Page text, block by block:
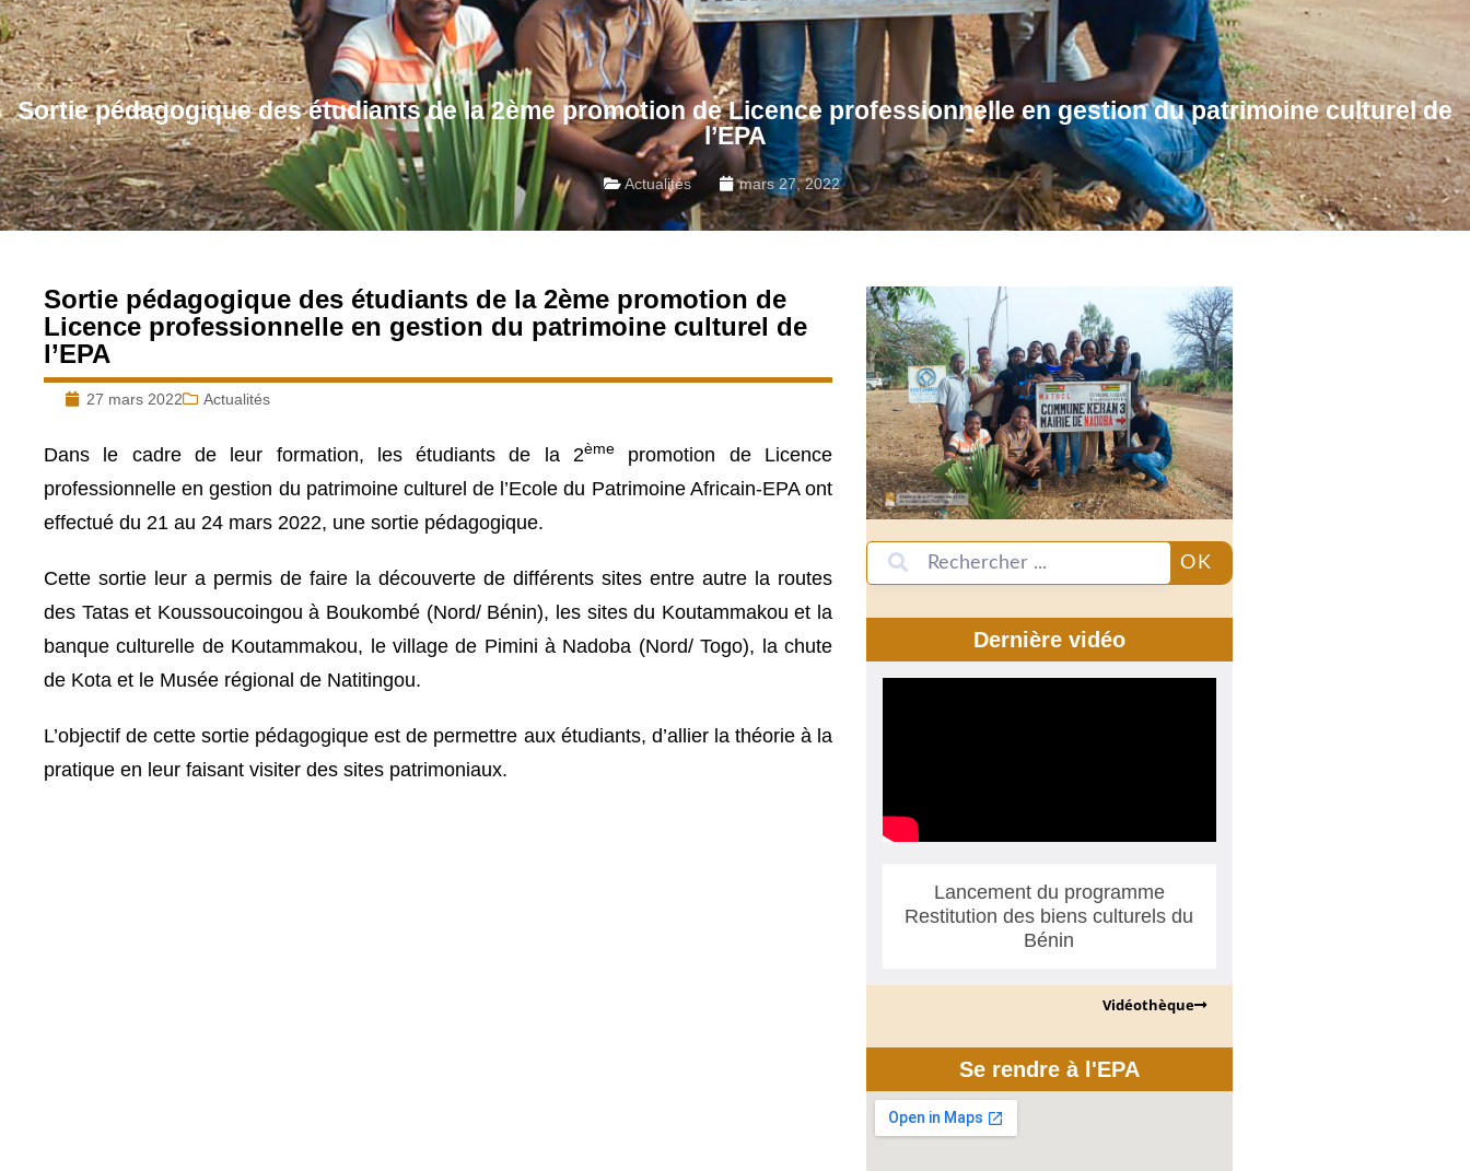
Sortie pédagogique des étudiants de la 2ème promotion de Licence professionnelle en gestion du patrimoine culturel de
l’EPA
Actualités mars 27, 2022
Sortie pédagogique des étudiants de la 2ème promotion de
Licence professionnelle en gestion du patrimoine culturel de
l’EPA
27 mars 2022 Actualités
Dans le cadre de leur formation, les étudiants de la 2ème
promotion de Licence
professionnelle en gestion du patrimoine culturel de l’Ecole du Patrimoine Africain-EPA ont
effectué du 21 au 24 mars 2022, une sortie pédagogique.
Cette sortie leur a permis de faire la découverte de différents sites entre autre la routes
des Tatas et Koussoucoingou à Boukombé (Nord/ Bénin), les sites du Koutammakou et la
banque culturelle de Koutammakou, le village de Pimini à Nadoba (Nord/ Togo), la chute
de Kota et le Musée régional de Natitingou.
L’objectif de cette sortie pédagogique est de permettre aux étudiants, d’allier la théorie à la
pratique en leur faisant visiter des sites patrimoniaux.
OK
Dernière vidéo
Lancement du programme
Restitution des biens culturels du
Bénin
Vidéothèque
Se rendre à l'EPA